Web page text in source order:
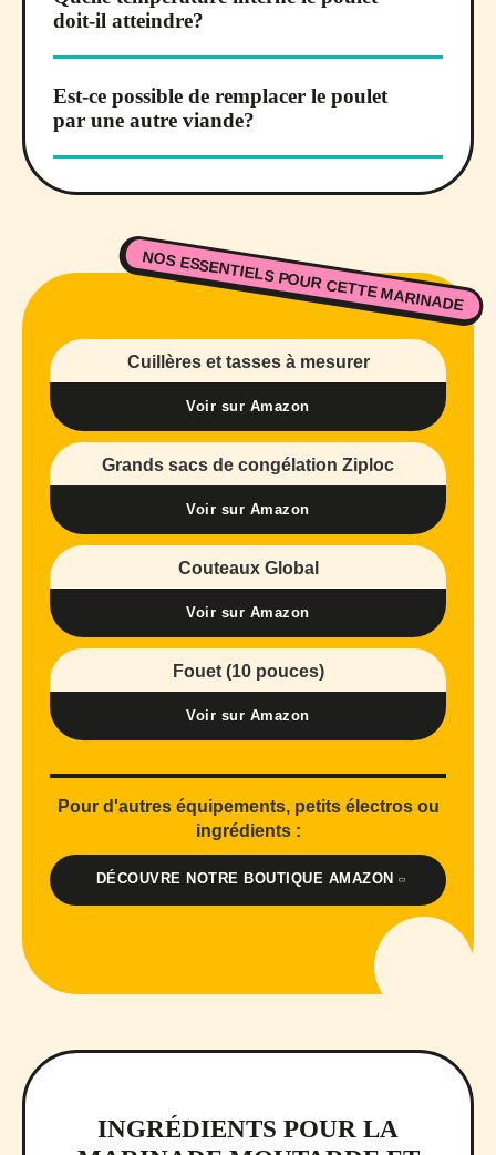
doit-il atteindre?
Est-ce possible de remplacer le poulet
par une autre viande?
NOS ESSENTIELS POUR CETTE MARINADE
Cuillères et tasses à mesurer
Voir sur Amazon
Grands sacs de congélation Ziploc
Voir sur Amazon
Couteaux Global
Voir sur Amazon
Fouet (10 pouces)
Voir sur Amazon
Pour d'autres équipements, petits électros ou
ingrédients :
DÉCOUVRE NOTRE BOUTIQUE AMAZON
INGRÉDIENTS POUR LA